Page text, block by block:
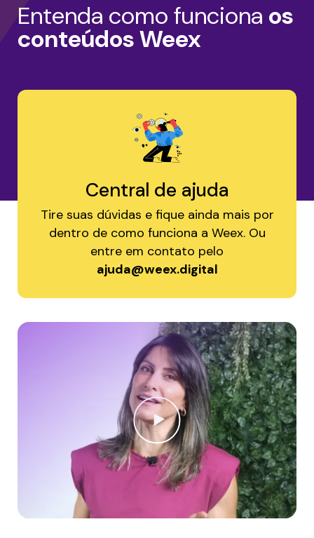
Entenda como funciona os
conteúdos Weex
Central de ajuda
Tire suas dúvidas e fique ainda mais por
dentro de como funciona a Weex. Ou
entre em contato pelo
ajuda@weex.digital